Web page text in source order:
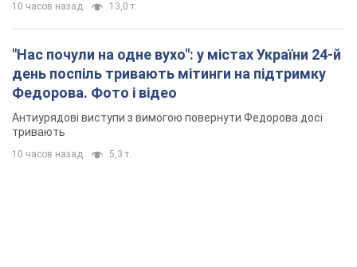
10 часов назад 13,0 т.
"Нас почули на одне вухо": у містах України 24-й
день поспіль тривають мітинги на підтримку
Федорова. Фото і відео
Антиурядові виступи з вимогою повернути Федорова досі
тривають
10 часов назад 5,3 т.